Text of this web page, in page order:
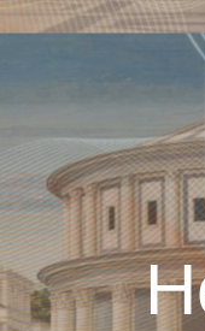
Skip